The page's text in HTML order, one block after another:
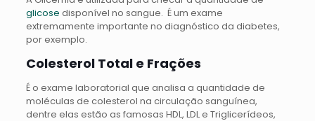
glicose disponível no sangue. É um exame
extremamente importante no diagnóstico da diabetes,
por exemplo.
Colesterol Total e Frações
É o exame laboratorial que analisa a quantidade de
moléculas de colesterol na circulação sanguínea,
dentre elas estão as famosas HDL, LDL e Triglicerídeos,